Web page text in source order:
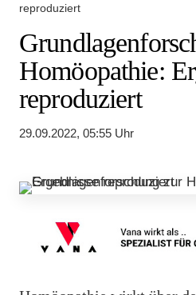
reproduziert
Homöopathie:
reproduziert
29.09.2022, 05:55 Uhr